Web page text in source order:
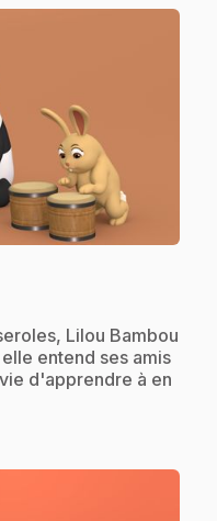
Lilou Bambou
entend ses amis
d'apprendre à en